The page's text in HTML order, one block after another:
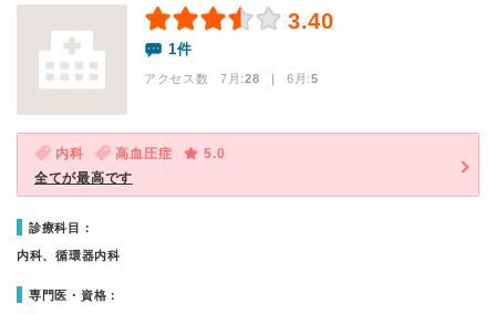
3.40
1件
アクセス数 7月:28 | 6月:5
内科 高血圧症
5.0
全てが最高です
診療科目：
内科、循環器内科
専門医・資格：